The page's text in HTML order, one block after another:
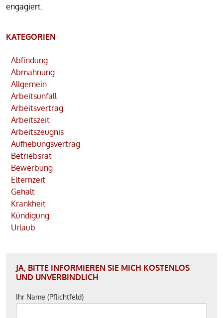
engagiert.
KATEGORIEN
Abfindung
Abmahnung
Allgemein
Arbeitsunfall
Arbeitsvertrag
Arbeitszeit
Arbeitszeugnis
Aufhebungsvertrag
Betriebsrat
Bewerbung
Elternzeit
Gehalt
Krankheit
Kündigung
Urlaub
JA, BITTE INFORMIEREN SIE MICH KOSTENLOS
UND UNVERBINDLICH
Ihr Name (Pflichtfeld)